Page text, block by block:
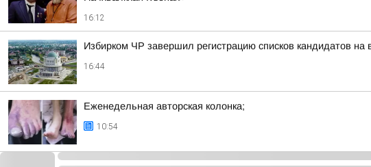
16:12
Избирком ЧР завершил регистрацию списков кандидатов на
16:44
Еженедельная авторская колонка;
10:54